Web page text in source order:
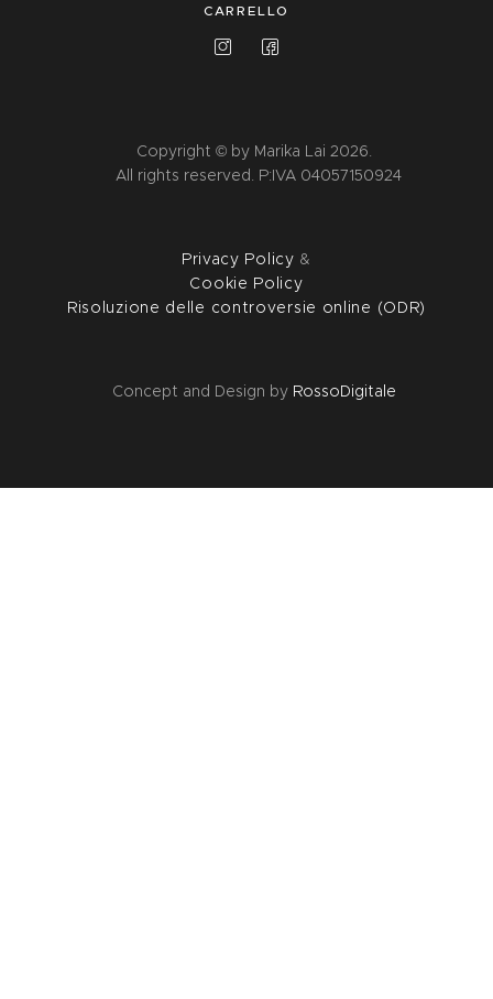
CARRELLO
Copyright © by Marika Lai 2026.
All rights reserved. P:IVA 04057150924
Privacy Policy &
Cookie Policy
Risoluzione delle controversie online (ODR)
Concept and Design by RossoDigitale